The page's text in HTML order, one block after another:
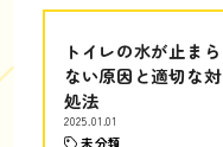
トイレの水が止まら
ない原因と適切な対
処法
2025.01.01
未分類